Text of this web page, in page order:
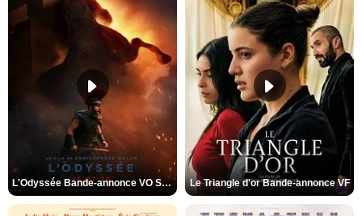
L'Odyssée Bande-annonce VO STFR Le Triangle d'or Bande-annonce VF